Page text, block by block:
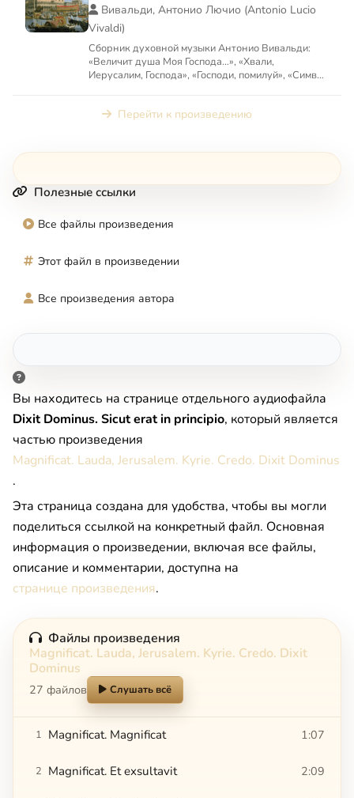
Вивальди, Антонио Лючио (Antonio Lucio
Vivaldi)
Сборник духовной музыки Антонио Вивальди:
«Величит душа Моя Господа…», «Хвали,
Иерусалим, Господа», «Господи, помилуй», «Символ
Перейти к произведению
Полезные ссылки
Все файлы произведения
Этот файл в произведении
Все произведения автора
Вы находитесь на странице отдельного аудиофайла
Dixit Dominus. Sicut erat in principio, который является
частью произведения
Magnificat. Lauda, Jerusalem. Kyrie. Credo. Dixit Dominus
.
Эта страница создана для удобства, чтобы вы могли
поделиться ссылкой на конкретный файл. Основная
информация о произведении, включая все файлы,
описание и комментарии, доступна на
странице произведения.
Файлы произведения
Magnificat. Lauda, Jerusalem. Kyrie. Credo. Dixit
Dominus
27 файлов Слушать всё
1 Magnificat. Magnificat 1:07
2 Magnificat. Et exsultavit 2:09